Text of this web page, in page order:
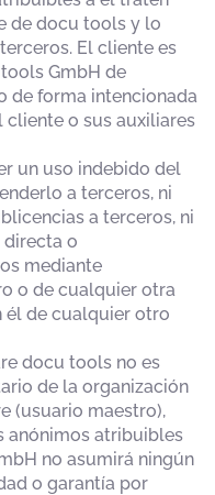
de docu tools y lo
El cliente es
GmbH de
de forma intencionada
o sus auxiliares
un uso indebido del
a terceros, ni
a terceros, ni
directa o
mediante
o de cualquier otra
él de cualquier otro
docu tools no es
de la organización
(usuario maestro),
anónimos atribuibles
no asumirá ningún
o garantía por